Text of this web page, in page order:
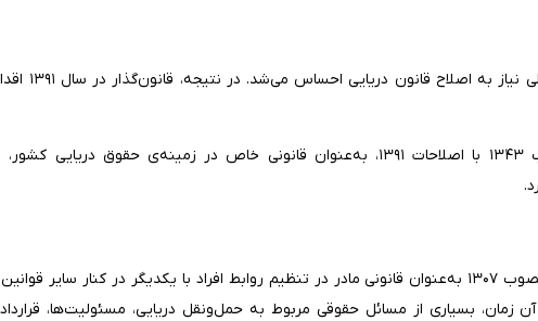
با توجه به گذر زمان و تغییر
در نتیجه‌ی این تغییرات، درحال‌حاضر قانون دریایی مصوب ۱۳۴۳ با اصلاحات ۱۳۹۱، به‌عنوان قانونی خاص در زمینه‌ی حقوق
پیش از تصویب قانون دریایی مصوب ۱۳۴۳، قانون مدنی مصوب ۱۳۰۷ به‌عنوان قانونی مادر در تنظیم روابط افراد با یکدیگر در کنار
زمان، بسیاری از مسائل حقوقی مربوط به حمل‌ونقل دریایی، مسئولیت‌ها،